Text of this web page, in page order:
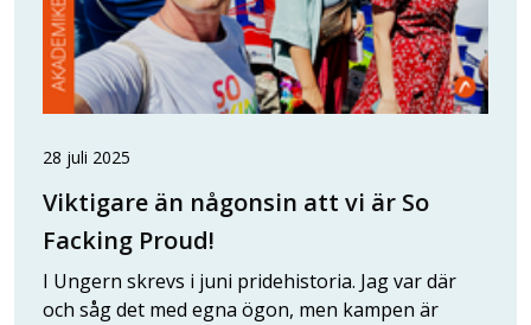
28 juli 2025
Viktigare än någonsin att vi är So
Facking Proud!
I Ungern skrevs i juni pridehistoria. Jag var där
och såg det med egna ögon, men kampen är